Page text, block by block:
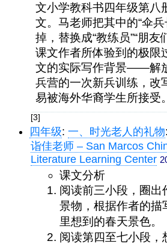
文小学教科书四年级第八
文。马老师把其中的“伞兵
掉，替换成“教练员”“朋友
课文作者所体验到的极限
文的实际写作背景——解
兵营的一次新兵训练，改
易被海外华裔学生所接受。
[3]
四年级: 一、时光老人的礼物:
诣佳老师 – San Marcos
Literature Learning Center
课文分析
阅读前三小段，圈出
景物，根据作者的描
里想到的春天景色。
阅读第四至七小段，